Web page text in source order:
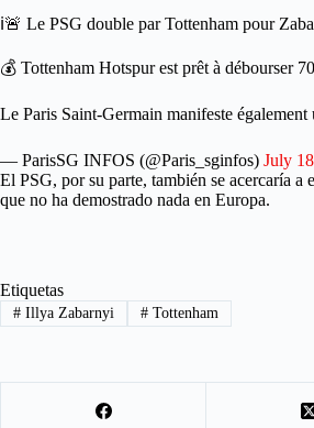
ℹ️🚨 Le PSG double par Tottenham pour
💰 Tottenham Hotspur est prêt à débourser
Le Paris Saint-Germain manifeste
— ParisSG INFOS (@Paris_sginfos) July
El PSG, por su parte, también se acercaría
que no ha demostrado nada en Europa.
Etiquetas
#Illya Zabarnyi #Tottenham